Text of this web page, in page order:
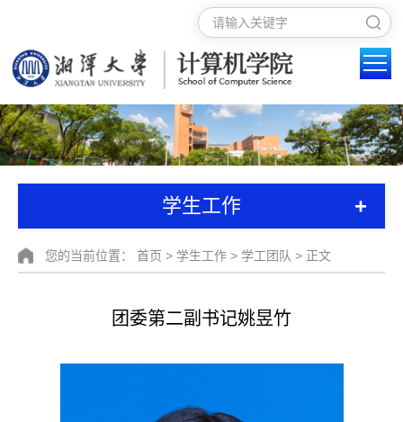
学生工作 +
您的当前位置： 首页 > 学生工作 > 学工团队 > 正文
团委第二副书记姚昱竹